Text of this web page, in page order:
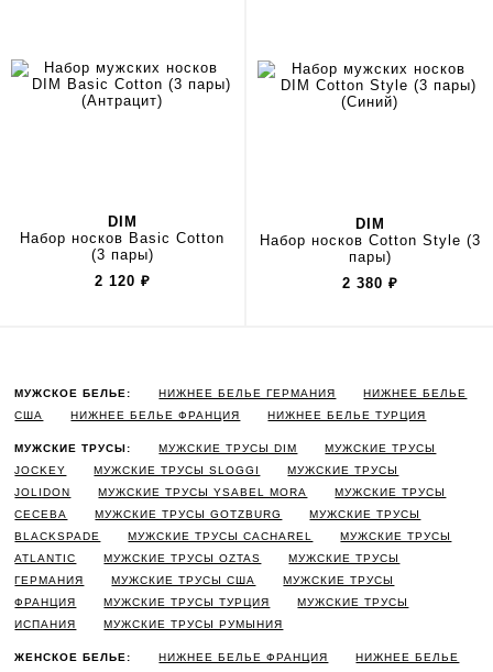
DIM
Набор носков Basic Cotton
(3 пары)
2 120 ₽
DIM
Набор носков Cotton Style (3
пары)
2 380 ₽
МУЖСКОЕ БЕЛЬЕ: НИЖНЕЕ БЕЛЬЕ ГЕРМАНИЯ
НИЖНЕЕ БЕЛЬЕ
США
НИЖНЕЕ БЕЛЬЕ ФРАНЦИЯ НИЖНЕЕ БЕЛЬЕ ТУРЦИЯ
МУЖСКИЕ ТРУСЫ: МУЖСКИЕ ТРУСЫ DIM
МУЖСКИЕ ТРУСЫ
JOCKEY
МУЖСКИЕ ТРУСЫ SLOGGI
МУЖСКИЕ ТРУСЫ
JOLIDON
МУЖСКИЕ ТРУСЫ YSABEL MORA
МУЖСКИЕ ТРУСЫ
CECEBA
МУЖСКИЕ ТРУСЫ GOTZBURG
МУЖСКИЕ ТРУСЫ
BLACKSPADE
МУЖСКИЕ ТРУСЫ CACHAREL
МУЖСКИЕ ТРУСЫ
ATLANTIC
МУЖСКИЕ ТРУСЫ OZTAS
МУЖСКИЕ ТРУСЫ
ГЕРМАНИЯ
МУЖСКИЕ ТРУСЫ США
МУЖСКИЕ ТРУСЫ
ФРАНЦИЯ
МУЖСКИЕ ТРУСЫ ТУРЦИЯ
МУЖСКИЕ ТРУСЫ
ИСПАНИЯ
МУЖСКИЕ ТРУСЫ РУМЫНИЯ
ЖЕНСКОЕ БЕЛЬЕ: НИЖНЕЕ БЕЛЬЕ ФРАНЦИЯ
НИЖНЕЕ БЕЛЬЕ